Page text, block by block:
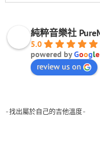
純粹音樂社
5.0
powered byGoogle
review us on
-找出屬於自己的吉他溫度-